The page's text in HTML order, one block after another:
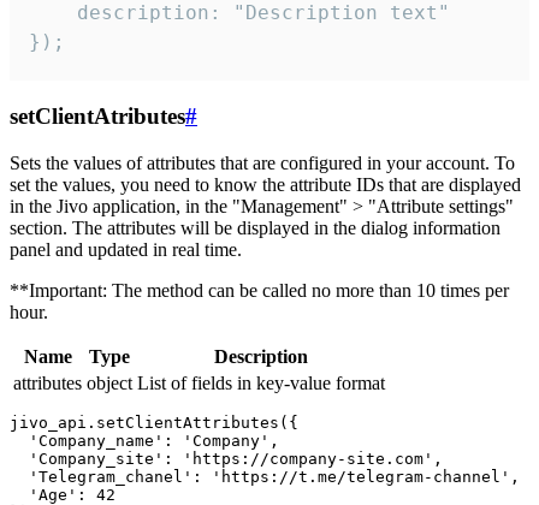
    description: "Description text"
});
setClientAtributes#
Sets the values ​​of attributes that are configured in your account. To
set the values, you need to know the attribute IDs that are displayed
in the Jivo application, in the "Management" > "Attribute settings"
section. The attributes will be displayed in the dialog information
panel and updated in real time.
**Important: The method can be called no more than 10 times per
hour.
Name Type
Description
attributes object List of fields in key-value format
jivo_api.setClientAttributes({
  'Company_name': 'Company',
  'Company_site': 'https://company-site.com',
  'Telegram_chanel': 'https://t.me/telegram-channel',
  'Age': 42